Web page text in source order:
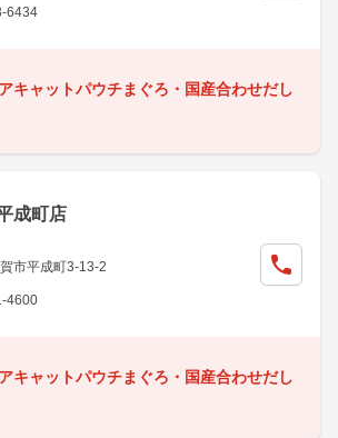
6434
キャットパウチまぐろ・国産合わせだし
成町店
市平成町3-13-2
4600
キャットパウチまぐろ・国産合わせだし